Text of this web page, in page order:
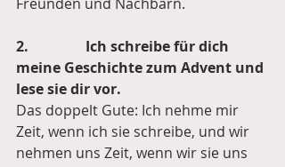
2.                Ich schreibe für dich
meine Geschichte zum Advent und
lese sie dir vor.
Das doppelt Gute: Ich nehme mir
Zeit, wenn ich sie schreibe, und wir
nehmen uns Zeit, wenn wir sie uns